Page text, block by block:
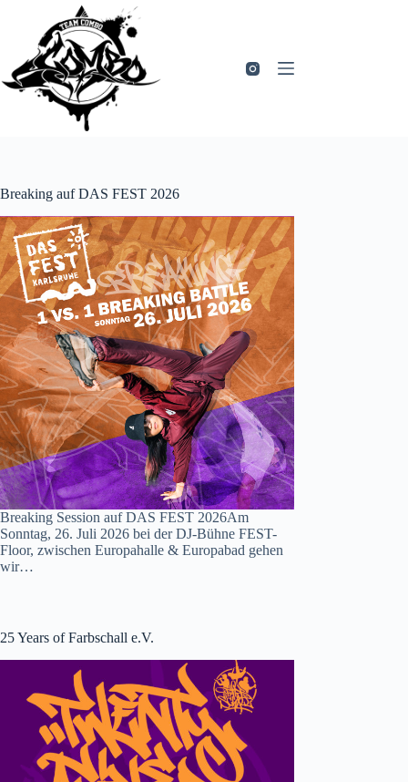
springen
Breaking auf DAS FEST 2026
Breaking Session auf DAS FEST 2026Am
Sonntag, 26. Juli 2026 bei der DJ-Bühne FEST-
Floor, zwischen Europahalle & Europabad gehen
wir…
25 Years of Farbschall e.V.